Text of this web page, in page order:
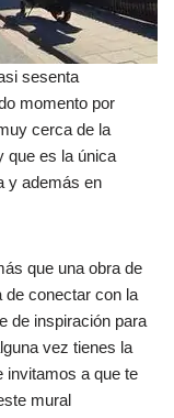
sesenta
momento por
cerca de la
que es la única
y además en
que una obra de
de conectar con la
de inspiración para
vez tienes la
invitamos a que te
mural